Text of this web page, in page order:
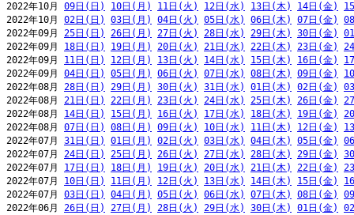
2022年10月 09日(日) 10日(月) 11日(火) 12日(水) 13日(木) 14日(金)
2022年10月 02日(日) 03日(月) 04日(火) 05日(水) 06日(木) 07日(金)
2022年09月 25日(日) 26日(月) 27日(火) 28日(水) 29日(木) 30日(金)
2022年09月 18日(日) 19日(月) 20日(火) 21日(水) 22日(木) 23日(金)
2022年09月 11日(日) 12日(月) 13日(火) 14日(水) 15日(木) 16日(金)
2022年09月 04日(日) 05日(月) 06日(火) 07日(水) 08日(木) 09日(金)
2022年08月 28日(日) 29日(月) 30日(火) 31日(水) 01日(木) 02日(金)
2022年08月 21日(日) 22日(月) 23日(火) 24日(水) 25日(木) 26日(金)
2022年08月 14日(日) 15日(月) 16日(火) 17日(水) 18日(木) 19日(金)
2022年08月 07日(日) 08日(月) 09日(火) 10日(水) 11日(木) 12日(金)
2022年07月 31日(日) 01日(月) 02日(火) 03日(水) 04日(木) 05日(金)
2022年07月 24日(日) 25日(月) 26日(火) 27日(水) 28日(木) 29日(金)
2022年07月 17日(日) 18日(月) 19日(火) 20日(水) 21日(木) 22日(金)
2022年07月 10日(日) 11日(月) 12日(火) 13日(水) 14日(木) 15日(金)
2022年07月 03日(日) 04日(月) 05日(火) 06日(水) 07日(木) 08日(金)
2022年06月 26日(日) 27日(月) 28日(火) 29日(水) 30日(木) 01日(金)